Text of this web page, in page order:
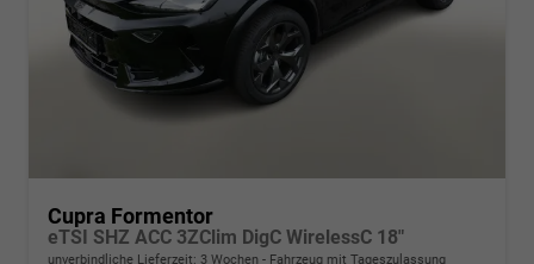
Cupra Formentor
eTSI SHZ ACC 3ZClim DigC WirelessC 18"
unverbindliche Lieferzeit: 3 Wochen Fahrzeug mit Tageszulassung